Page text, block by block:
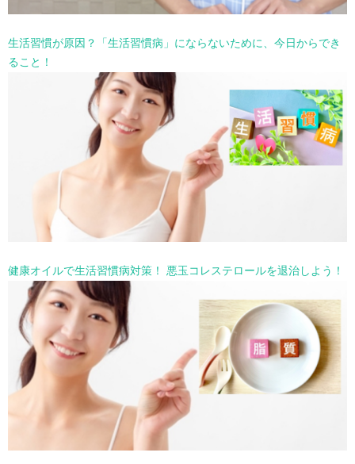
生活習慣が原因？「生活習慣病」にならないために、今日からでき
ること！
健康オイルで生活習慣病対策！ 悪玉コレステロールを退治しよう！